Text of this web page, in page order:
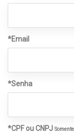
*Email
*Senha
*CPF ou CNPJ